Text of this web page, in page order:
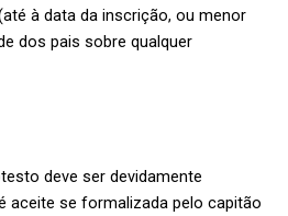
à data da inscrição, ou menor
dos pais sobre qualquer
deve ser devidamente
aceite se formalizada pelo capitão